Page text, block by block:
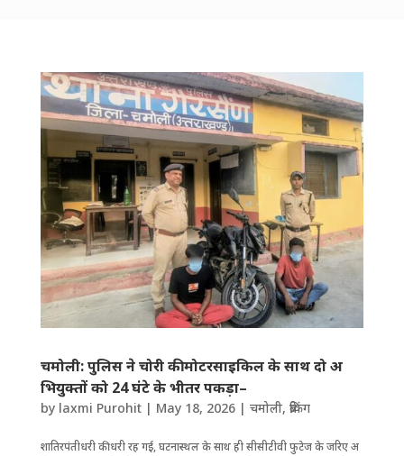
चमोली: पुलिस ने चोरी की मोटरसाइकिल के साथ दो अ​
भियुक्तों को 24 घंटे के भीतर पकड़ा–
by laxmi Purohit| May 18, 2026| चमोली, ब्रेकिंग
शातिरपंतीधरी की धरी रह गई, घटनास्थल के साथ ही सीसीटीवी फुटेज के जरिए अ​